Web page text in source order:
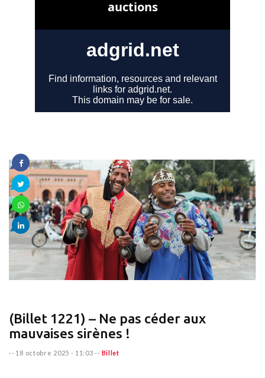
(Billet 1221) – Ne pas céder aux
mauvaises sirènes !
-- 18 octobre 2025 - 11:03 -- Billet